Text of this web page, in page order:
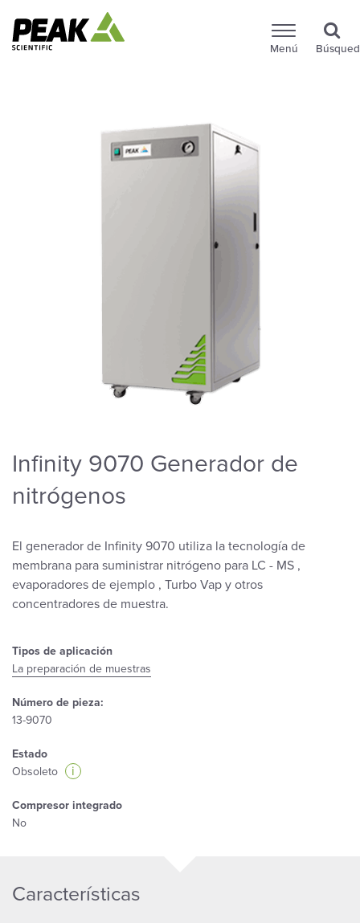
Menú
Tipos de aplicación
La preparación de muestras
Número de pieza:
13-9070
Estado
Obsoleto
i
Compresor integrado
No
Infinity 9070 Generador de
nitrógenos
El generador de Infinity 9070 utiliza la tecnología de
membrana para suministrar nitrógeno para LC - MS ,
evaporadores de ejemplo , Turbo Vap y otros
concentradores de muestra.
Características